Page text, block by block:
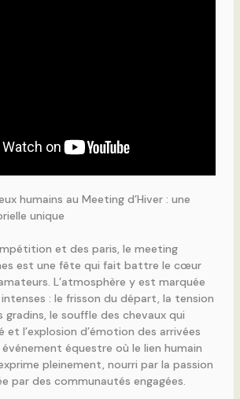
humains au Meeting d’Hiver : une
unique
et des paris, le meeting
est une fête qui fait battre le cœur
L’atmosphère y est marquée
: le frisson du départ, la tension
gradins, le souffle des chevaux qui
et l’explosion d’émotion des arrivées
événement équestre où le lien humain
pleinement, nourri par la passion
par des communautés engagées.